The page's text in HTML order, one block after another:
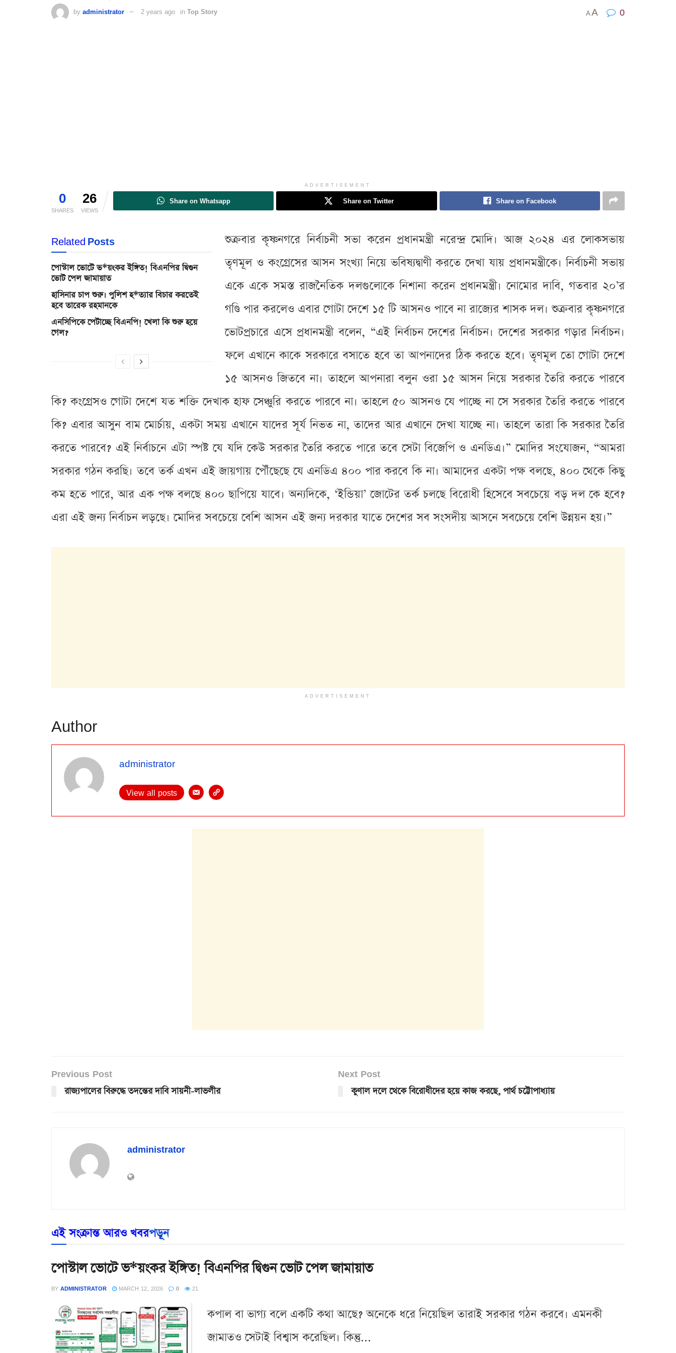
by administrator 2 years ago in Top Story AA 0
ADVERTISEMENT
0
SHARES
26
VIEWS
Share on Whatsapp Share on Twitter Share on Facebook
RelatedPosts
পোস্টাল ভোটে ভ*য়ংকর ইঙ্গিত! বিএনপির দ্বিগুন
ভোট পেল জামায়াত
হাসিনার চাপ শুরু। পুলিশ হ*ত্যার বিচার করতেই
হবে তারেক রহমানকে
এনসিপিকে পেটাচ্ছে বিএনপি! খেলা কি শুরু হয়ে
গেল?
শুক্রবার কৃষ্ণনগরে নির্বাচনী সভা করেন প্রধানমন্ত্রী নরেন্দ্র মোদি। আজ ২০২৪ এর লোকসভায়
তৃণমূল ও কংগ্রেসের আসন সংখ্যা নিয়ে ভবিষ্যদ্বাণী করতে দেখা যায় প্রধানমন্ত্রীকে। নির্বাচনী সভায়
একে একে সমস্ত রাজনৈতিক দলগুলোকে নিশানা করেন প্রধানমন্ত্রী। নোমোর দাবি, গতবার ২০’র
গণ্ডি পার করলেও এবার গোটা দেশে ১৫ টি আসনও পাবে না রাজ্যের শাসক দল। শুক্রবার কৃষ্ণনগরে
ভোটপ্রচারে এসে প্রধানমন্ত্রী বলেন, “এই নির্বাচন দেশের নির্বাচন। দেশের সরকার গড়ার নির্বাচন।
ফলে এখানে কাকে সরকারে বসাতে হবে তা আপনাদের ঠিক করতে হবে। তৃণমূল তো গোটা দেশে
১৫ আসনও জিতবে না। তাহলে আপনারা বলুন ওরা ১৫ আসন নিয়ে সরকার তৈরি করতে পারবে
কি? কংগ্রেসও গোটা দেশে যত শক্তি দেখাক হাফ সেঞ্চুরি করতে পারবে না। তাহলে ৫০ আসনও যে পাচ্ছে না সে সরকার তৈরি করতে পারবে
কি? এবার আসুন বাম মোর্চায়, একটা সময় এখানে যাদের সূর্য নিভত না, তাদের আর এখানে দেখা যাচ্ছে না। তাহলে তারা কি সরকার তৈরি
করতে পারবে? এই নির্বাচনে এটা স্পষ্ট যে যদি কেউ সরকার তৈরি করতে পারে তবে সেটা বিজেপি ও এনডিএ।” মোদির সংযোজন, “আমরা
সরকার গঠন করছি। তবে তর্ক এখন এই জায়গায় পৌঁছেছে যে এনডিএ ৪০০ পার করবে কি না। আমাদের একটা পক্ষ বলছে, ৪০০ থেকে কিছু
কম হতে পারে, আর এক পক্ষ বলছে ৪০০ ছাপিয়ে যাবে। অন্যদিকে, ‘ইন্ডিয়া’ জোটের তর্ক চলছে বিরোধী হিসেবে সবচেয়ে বড় দল কে হবে?
এরা এই জন্য নির্বাচন লড়ছে। মোদির সবচেয়ে বেশি আসন এই জন্য দরকার যাতে দেশের সব সংসদীয় আসনে সবচেয়ে বেশি উন্নয়ন হয়।”
ADVERTISEMENT
Author
administrator
View all posts
Previous Post
রাজ্যপালের বিরুদ্ধে তদন্তের দাবি সায়নী-লাভলীর
Next Post
কুণাল দলে থেকে বিরোধীদের হয়ে কাজ করছে, পার্থ চট্টোপাধ্যায়
administrator
এই সংক্রান্ত আরও খবরপড়ূন
পোস্টাল ভোটে ভ*য়ংকর ইঙ্গিত! বিএনপির দ্বিগুন ভোট পেল জামায়াত
BY ADMINISTRATOR MARCH 12, 2026 0 21
কপাল বা ভাগ্য বলে একটি কথা আছে? অনেকে ধরে নিয়েছিল তারাই সরকার গঠন করবে। এমনকী
জামাতও সেটাই বিশ্বাস করেছিল। কিন্তু...